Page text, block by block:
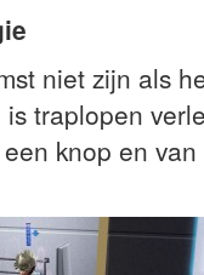
niet zijn als
traplopen
knop en